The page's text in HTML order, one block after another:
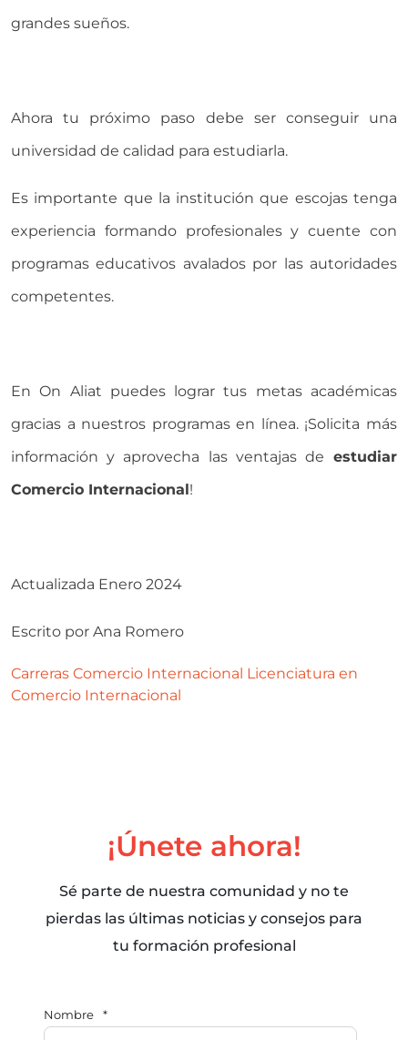
grandes sueños.
Ahora tu próximo paso debe ser conseguir una
universidad de calidad para estudiarla.
Es importante que la institución que escojas tenga
experiencia formando profesionales y cuente con
programas educativos avalados por las autoridades
competentes.
En On Aliat puedes lograr tus metas académicas
gracias a nuestros programas en línea. ¡Solicita más
información y aprovecha las ventajas de estudiar
Comercio Internacional!
Actualizada Enero 2024
Escrito por Ana Romero
Carreras Comercio Internacional Licenciatura en
Comercio Internacional
¡Únete ahora!
Sé parte de nuestra comunidad y no te
pierdas las últimas noticias y consejos para
tu formación profesional
Nombre *